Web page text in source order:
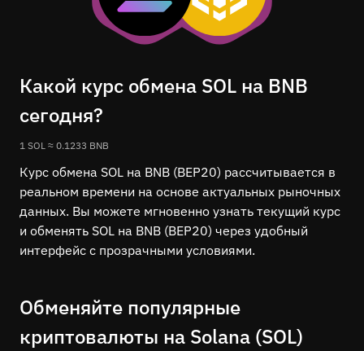
Какой курс обмена SOL на BNB
сегодня?
1 SOL ≈ 0.1233 BNB
Курс обмена SOL на BNB (BEP20) рассчитывается в
реальном времени на основе актуальных рыночных
данных. Вы можете мгновенно узнать текущий курс
и обменять SOL на BNB (BEP20) через удобный
интерфейс с прозрачными условиями.
Обменяйте популярные
криптовалюты на Solana (SOL)